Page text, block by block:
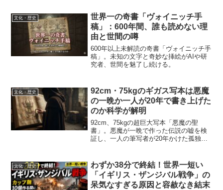
文化・歴史
世界一の奇書「ヴォイニッチ手
稿」：600年間、誰も読めない理
由と世間の噂
600年以上未解読の奇書「ヴォイニッチ手
稿」。未知の文字と奇妙な挿絵がAIや研
究者、世間を魅了し続ける。
文化・歴史
92cm・75kgのギガス写本は悪魔
の一晩か一人が20年で書き上げた
のか科学が解明
92cm、75kgの超巨大写本「悪魔の聖
書」。悪魔が一晩で作った伝説の嘘を検
証し、一人の筆写者が20年かけた孤独な
文化・歴史
わずか38分で終結！世界一短い
「イギリス・ザンジバル戦争」の
呆気なすぎる原因と容赦なき結末